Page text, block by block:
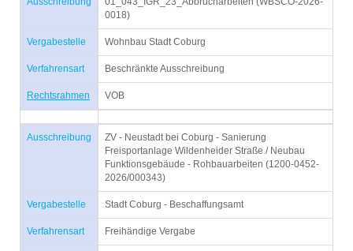
0018)
Vergabestelle Wohnbau Stadt Coburg
Verfahrensart Beschränkte Ausschreibung
Rechtsrahmen VOB
Ausschreibung
ZV - Neustadt bei Coburg - Sanierung
Freisportanlage Wildenheider Straße / Neubau
Funktionsgebäude - Rohbauarbeiten (1200-0452-
2026/000343)
Vergabestelle Stadt Coburg - Beschaffungsamt
Verfahrensart Freihändige Vergabe